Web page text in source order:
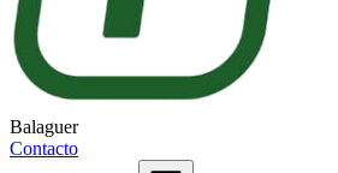
Balaguer
Contacto